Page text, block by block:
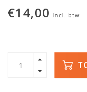
€14,00 Incl. btw